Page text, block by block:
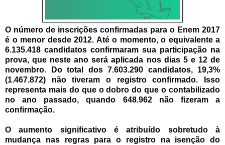
O número de inscrições confirmadas para o Enem 2017
é o menor desde 2012. Até o momento, o equivalente a
6.135.418 candidatos confirmaram sua participação na
prova, que neste ano será aplicada nos dias 5 e 12 de
novembro. Do total dos 7.603.290 candidatos, 19,3%
(1.467.872) não tiveram o registro confirmado. Isso
representa mais do que o dobro do que o contabilizado
no ano passado, quando 648.962 não fizeram a
confirmação.
O aumento significativo é atribuído sobretudo à
mudança nas regras para o registro na isenção do